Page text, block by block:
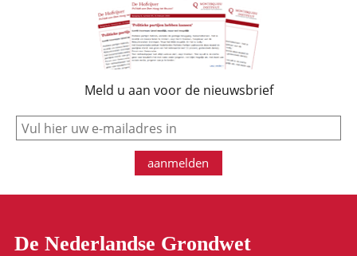
Meld u aan voor de nieuwsbrief
e-mail
aanmelden
De Nederlandse Grondwet